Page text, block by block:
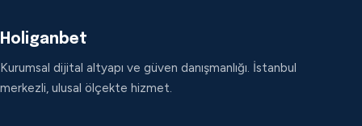
Holiganbet
Kurumsal dijital altyapı ve güven danışmanlığı. İstanbul
merkezli, ulusal ölçekte hizmet.